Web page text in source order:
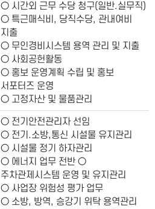
○ 시간외 근무 수당 청구(일반.실무직)
○ 특근매식비, 당직수당, 관내여비
지출
○ 무인경비시스템 용역 관리 및 지출
○ 사회공헌활동
○ 홍보 운영계획 수립 및 홍보
서포터즈 운영
○ 고정자산 및 물품관리
○ 전기안전관리자 선임
○ 전기.소방,통신 시설물 유지관리
○ 시설물 정기 하자관리
○ 에너지 업무 전반 ○
주차관제시스템 운영 및 유지관리
○ 사업장 위험성 평가 업무
○ 소방, 방역, 승강기 위탁 용역관리